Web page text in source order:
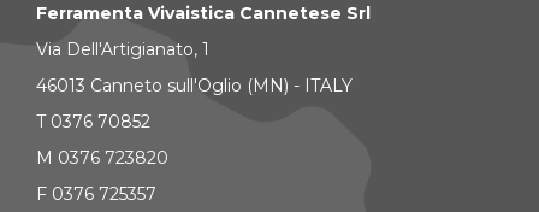
Ferramenta Vivaistica Cannetese Srl
Via Dell'Artigianato, 1
46013 Canneto sull'Oglio (MN) - ITALY
T 0376 70852
M 0376 723820
F 0376 725357